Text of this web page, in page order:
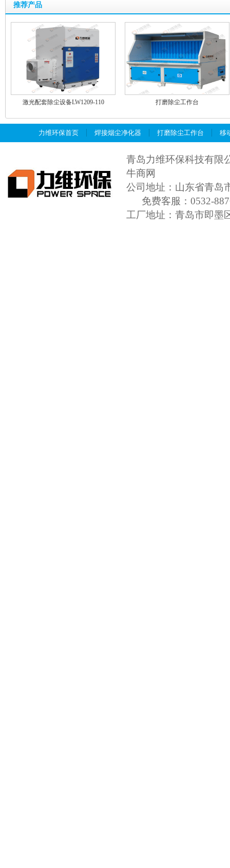
推荐产品
激光配套除尘设备LW1209-110 打磨除尘工作台
力维环保首页 焊接烟尘净化器 打磨除尘工作台 移
青岛力维环保科技有限
牛商网
公司地址：山东省青岛
免费客服：0532-
工厂地址：青岛市即墨